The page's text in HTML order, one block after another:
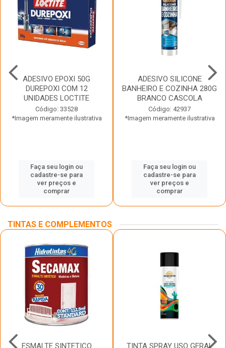
ADESIVO EPOXI 50G
DUREPOXI COM 12
UNIDADES LOCTITE
Código: 33528
*Imagem meramente ilustrativa
Faça seu login ou
cadastre-se para
ver preços e
comprar
ADESIVO SILICONE
BANHEIRO E COZINHA 280G
BRANCO CASCOLA
Código: 42937
*Imagem meramente ilustrativa
Faça seu login ou
cadastre-se para
ver preços e
comprar
TINTAS E COMPLEMENTOS
ESMALTE SINTETICO TINTA SPRAY USO GERAL